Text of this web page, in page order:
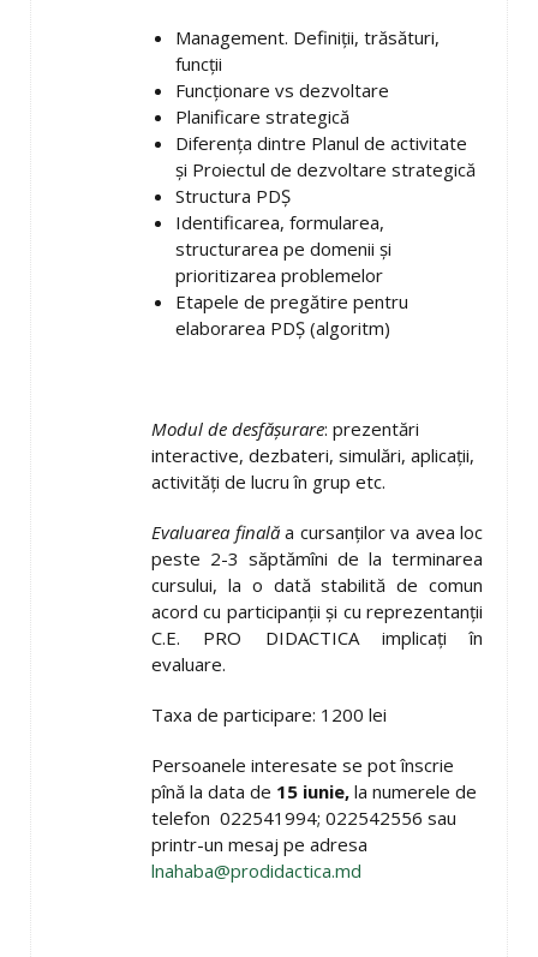
Management. Definiţii, trăsături,
funcţii
Funcţionare vs dezvoltare
Planificare strategică
Diferenţa dintre Planul de activitate
şi Proiectul de dezvoltare strategică
Structura PDŞ
Identificarea, formularea,
structurarea pe domenii şi
prioritizarea problemelor
Etapele de pregătire pentru
elaborarea PDŞ (algoritm)
Modul de desfăşurare: prezentări
interactive, dezbateri, simulări, aplicaţii,
activităţi de lucru în grup etc.
Evaluarea finalăa cursanţilor va avea loc
peste 2-3 săptămîni de la terminarea
cursului, la o dată stabilită de comun
acord cu participanţii şi cu reprezentanţii
C.E. PRO DIDACTICA implicaţi în
evaluare.
Taxa de participare: 1200 lei
Persoanele interesate se pot înscrie
pînă la data de 15 iunie, la numerele de
telefon 022541994; 022542556 sau
printr-un mesaj pe adresa
lnahaba@prodidactica.md